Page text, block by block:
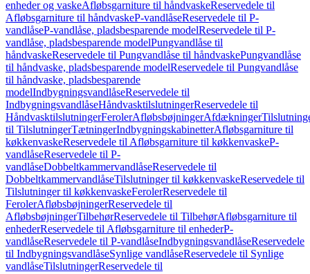
enheder og vaskeAfløbsgarniture til håndvaskeReservedele til
Afløbsgarniture til håndvaskeP-vandlåseReservedele til P-
vandlåseP-vandlåse, pladsbesparende modelReservedele til P-
vandlåse, pladsbesparende modelPungvandlåse til
håndvaskeReservedele til Pungvandlåse til håndvaskePungvandlåse
til håndvaske, pladsbesparende modelReservedele til Pungvandlåse
til håndvaske, pladsbesparende
modelIndbygningsvandlåseReservedele til
IndbygningsvandlåseHåndvasktilslutningerReservedele til
HåndvasktilslutningerFerolerAfløbsbøjningerAfdækninger
til TilslutningerTætningerIndbygningskabinetterAfløbsgarniture til
køkkenvaskeReservedele til Afløbsgarniture til køkkenvaskeP-
vandlåseReservedele til P-
vandlåseDobbeltkammervandlåseReservedele til
DobbeltkammervandlåseTilslutninger til køkkenvaskeReservedele til
Tilslutninger til køkkenvaskeFerolerReservedele til
FerolerAfløbsbøjningerReservedele til
AfløbsbøjningerTilbehørReservedele til TilbehørAfløbsgarniture til
enhederReservedele til Afløbsgarniture til enhederP-
vandlåseReservedele til P-vandlåseIndbygningsvandlåseReservedele
til IndbygningsvandlåseSynlige vandlåseReservedele til Synlige
vandlåseTilslutningerReservedele til